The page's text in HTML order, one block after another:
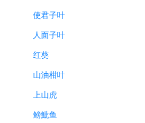
使君子叶
人面子叶
红葵
山油柑叶
上山虎
鳑魮鱼